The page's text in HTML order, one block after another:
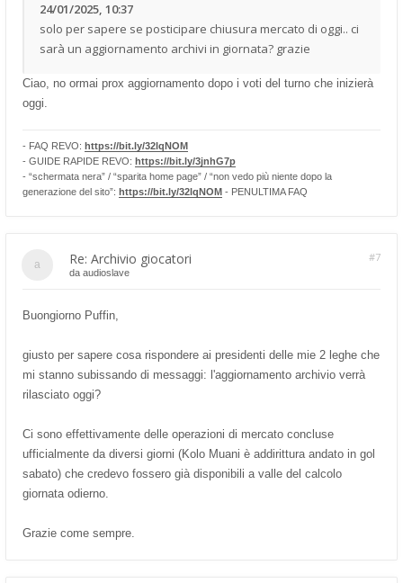
24/01/2025, 10:37
solo per sapere se posticipare chiusura mercato di oggi.. ci
sarà un aggiornamento archivi in giornata? grazie
Ciao, no ormai prox aggiornamento dopo i voti del turno che inizierà
oggi.
- FAQ REVO: https://bit.ly/32lqNOM
- GUIDE RAPIDE REVO: https://bit.ly/3jnhG7p
- “schermata nera” / “sparita home page” / “non vedo più niente dopo la
generazione del sito”: https://bit.ly/32lqNOM - PENULTIMA FAQ
Re: Archivio giocatori #7
da audioslave
Buongiorno Puffin,
giusto per sapere cosa rispondere ai presidenti delle mie 2 leghe che
mi stanno subissando di messaggi: l'aggiornamento archivio verrà
rilasciato oggi?
Ci sono effettivamente delle operazioni di mercato concluse
ufficialmente da diversi giorni (Kolo Muani è addirittura andato in gol
sabato) che credevo fossero già disponibili a valle del calcolo
giornata odierno.
Grazie come sempre.